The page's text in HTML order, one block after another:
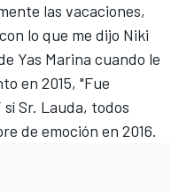
las vacaciones,
lo que me dijo Niki
Yas Marina cuando le
en 2015, "Fue
sí Sr. Lauda, todos
de emoción en 2016.